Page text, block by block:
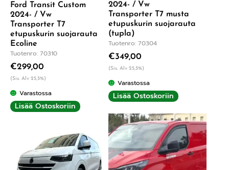
Ford Transit Custom
2024- / Vw
Transporter T7
etupuskurin suojarauta
Ecoline
Tuotenro: 70310
€299,00
(Sis. Alv 25,5%)
Varastossa
Lisää Ostoskoriin
2024- / Vw
Transporter T7 musta
etupuskurin suojarauta
(tupla)
Tuotenro: 70304
€349,00
(Sis. Alv 25,5%)
Varastossa
Lisää Ostoskoriin